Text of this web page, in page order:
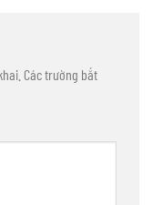
Các trường bắt